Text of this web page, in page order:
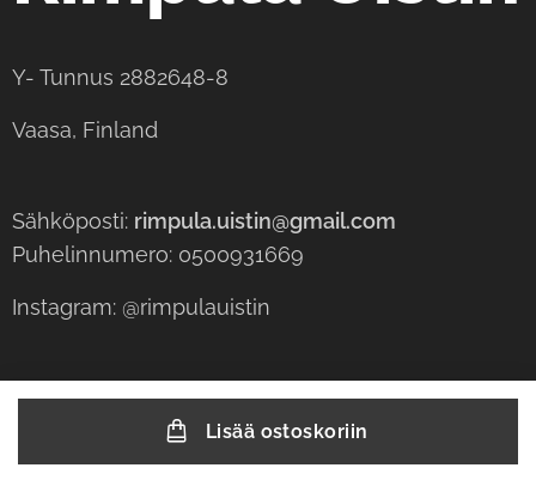
Lisää ostoskoriin
Y- Tunnus 2882648-8
Vaasa, Finland
Sähköposti: rimpula.uistin@gmail.com
Puhelinnumero: 0500931669
Instagram: @rimpulauistin